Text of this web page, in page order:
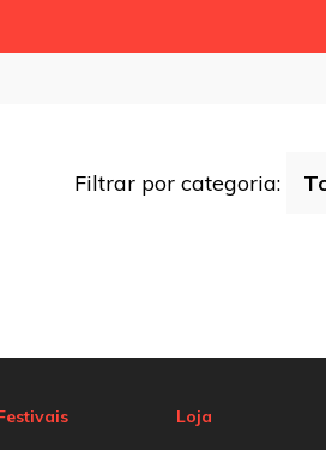
Filtrar por categoria:
Loja